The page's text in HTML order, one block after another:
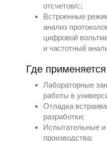
отсчетов/с;
Встроенные
анализ
цифровой
и частотный
Где применяется
Лабораторные
работы в
Отладка
разработки;
Испытательные и
производства;